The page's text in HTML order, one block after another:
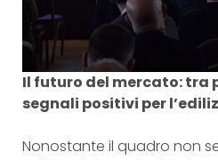
Il futuro del mercato: tra
segnali positivi per
Nonostante il quadro non